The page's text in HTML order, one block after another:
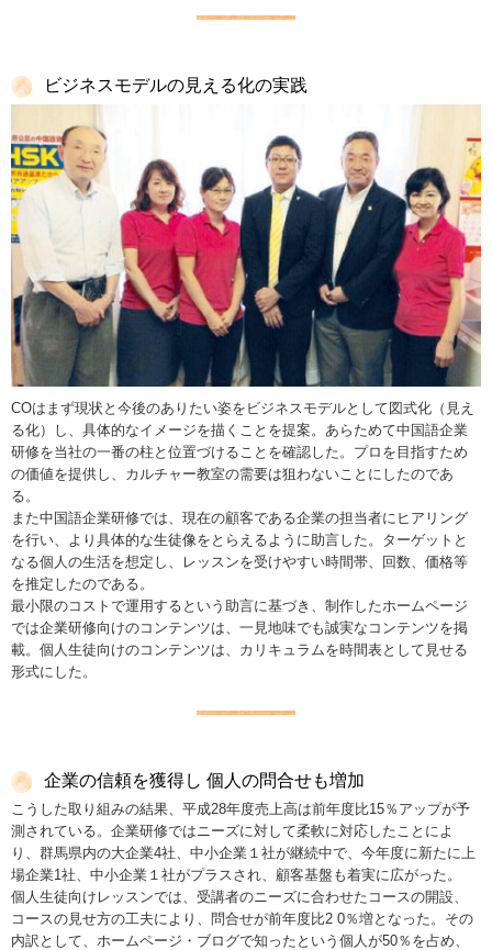
ビジネスモデルの見える化の実践
COはまず現状と今後のありたい姿をビジネスモデルとして図式化（見え
る化）し、具体的なイメージを描くことを提案。あらためて中国語企業
研修を当社の一番の柱と位置づけることを確認した。プロを目指すため
の価値を提供し、カルチャー教室の需要は狙わないことにしたのであ
る。
また中国語企業研修では、現在の顧客である企業の担当者にヒアリング
を行い、より具体的な生徒像をとらえるように助言した。ターゲットと
なる個人の生活を想定し、レッスンを受けやすい時間帯、回数、価格等
を推定したのである。
最小限のコストで運用するという助言に基づき、制作したホームページ
では企業研修向けのコンテンツは、一見地味でも誠実なコンテンツを掲
載。個人生徒向けのコンテンツは、カリキュラムを時間表として見せる
形式にした。
企業の信頼を獲得し 個人の問合せも増加
こうした取り組みの結果、平成28年度売上高は前年度比15％アップが予
測されている。企業研修ではニーズに対して柔軟に対応したことによ
り、群馬県内の大企業4社、中小企業１社が継続中で、今年度に新たに上
場企業1社、中小企業１社がプラスされ、顧客基盤も着実に広がった。
個人生徒向けレッスンでは、受講者のニーズに合わせたコースの開設、
コースの見せ方の工夫により、問合せが前年度比2 0％増となった。その
内訳として、ホームページ・ブログで知ったという個人が50％を占め、